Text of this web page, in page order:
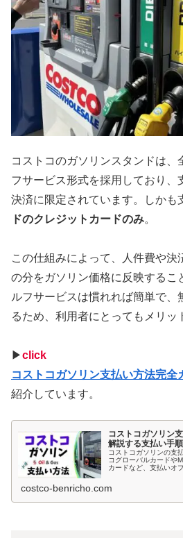
コストコのガソリンスタンドは、
フサービス形式を採用しており、
決済に限定されています。しかも
ドのクレジットカードのみ。
この仕組みによって、人件費や決
の分をガソリン価格に反映するこ
ルフサービスは慣れれば簡単で、
るため、利用者にとってもメリッ
▶click
コストコガソリン支払い方法完全
紹介しています。
コストコガソリン
解説する支払い手順
コストコガソリンの支
コグローバルカードや
カードなど、支払いオ
costco-benricho.com